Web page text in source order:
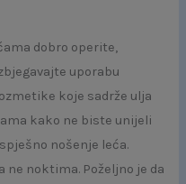
dobro operite,
uporabu
koje sadrže ulja
kako ne biste unijeli
nošenje leća.
noktima. Poželjno je da